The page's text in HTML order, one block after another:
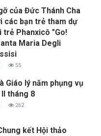
của Đức Thánh Cha
các bạn trẻ tham dự
trẻ Phanxicô "Go!
Maria Degli
55
Giáo lý năm phụng vụ
tháng 8
262
kết Hội thảo